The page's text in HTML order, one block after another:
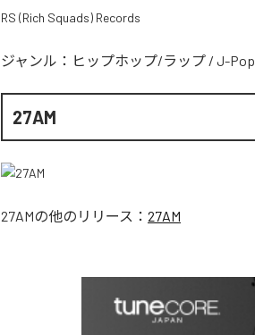
RS (Rich Squads) Records
ジャンル： ヒップホップ/ラップ / J-Pop
27AM
27AMの他のリリース： 27AM